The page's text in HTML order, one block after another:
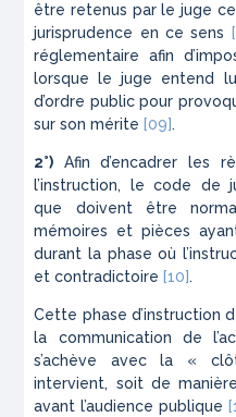
être retenus par le juge ce
jurisprudence en ce sens
réglementaire afin
lorsque le juge entend
d’ordre public pour
sur son mérite [09].
2°) Afin d’encadrer les
l’instruction, le code de
que doivent être
mémoires et pièces
durant la phase où
et contradictoire [10].
Cette phase d’instruction
la communication de
s’achève avec la «
intervient, soit de
avant l’audience publique